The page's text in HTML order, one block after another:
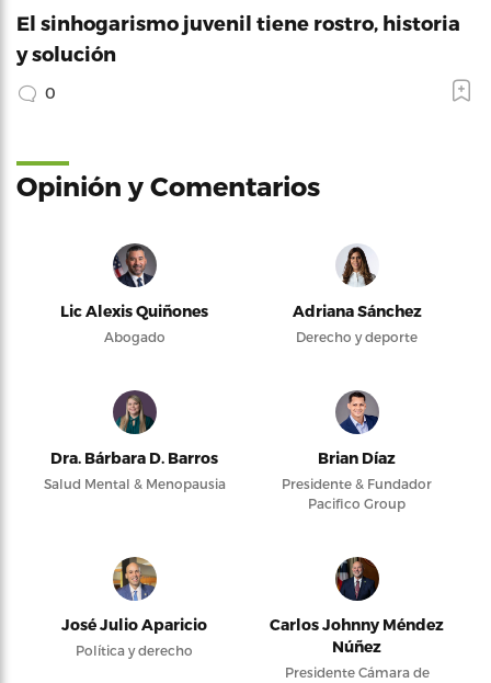
El sinhogarismo juvenil tiene rostro, historia
y solución
0
Opinión y Comentarios
Lic Alexis Quiñones
Abogado
Adriana Sánchez
Derecho y deporte
Dra. Bárbara D. Barros
Salud Mental & Menopausia
Brian Díaz
Presidente & Fundador
Pacifico Group
José Julio Aparicio
Política y derecho
Carlos Johnny Méndez
Núñez
Presidente Cámara de